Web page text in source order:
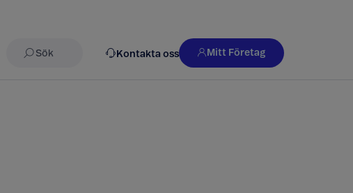
Sök Kontakta oss Mitt Företag